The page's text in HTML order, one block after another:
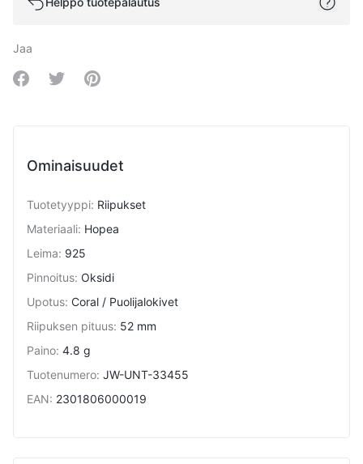
Jaa
Share on Facebook
Share on Twitter
Share on Pinterest
Ominaisuudet
Tuotetyyppi: Riipukset
Materiaali: Hopea
Leima: 925
Pinnoitus: Oksidi
Upotus: Coral / Puolijalokivet
Riipuksen pituus: 52 mm
Paino: 4.8 g
Tuotenumero: JW-UNT-33455
EAN: 2301806000019